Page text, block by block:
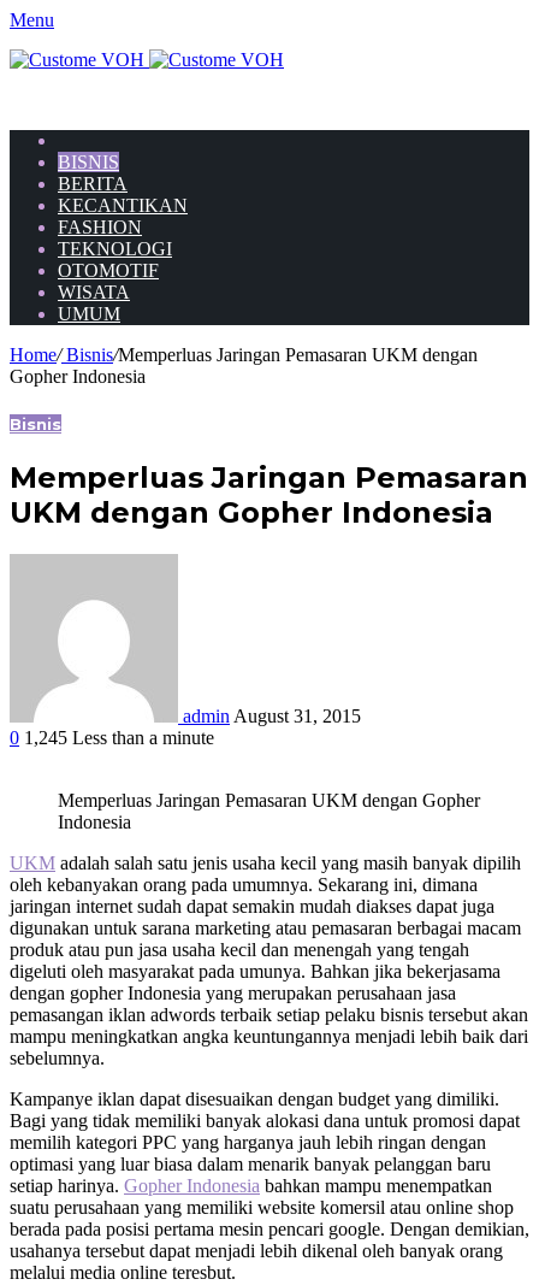
Menu
BISNIS
BERITA
KECANTIKAN
FASHION
TEKNOLOGI
OTOMOTIF
WISATA
UMUM
Home/Bisnis/Memperluas Jaringan Pemasaran UKM dengan
Gopher Indonesia
Bisnis
Memperluas Jaringan Pemasaran
UKM dengan Gopher Indonesia
admin August 31, 2015
0 1,245 Less than a minute
Memperluas Jaringan Pemasaran UKM dengan Gopher
Indonesia
UKM adalah salah satu jenis usaha kecil yang masih banyak dipilih
oleh kebanyakan orang pada umumnya. Sekarang ini, dimana
jaringan internet sudah dapat semakin mudah diakses dapat juga
digunakan untuk sarana marketing atau pemasaran berbagai macam
produk atau pun jasa usaha kecil dan menengah yang tengah
digeluti oleh masyarakat pada umunya. Bahkan jika bekerjasama
dengan gopher Indonesia yang merupakan perusahaan jasa
pemasangan iklan adwords terbaik setiap pelaku bisnis tersebut akan
mampu meningkatkan angka keuntungannya menjadi lebih baik dari
sebelumnya.
Kampanye iklan dapat disesuaikan dengan budget yang dimiliki.
Bagi yang tidak memiliki banyak alokasi dana untuk promosi dapat
memilih kategori PPC yang harganya jauh lebih ringan dengan
optimasi yang luar biasa dalam menarik banyak pelanggan baru
setiap harinya. Gopher Indonesia bahkan mampu menempatkan
suatu perusahaan yang memiliki website komersil atau online shop
berada pada posisi pertama mesin pencari google. Dengan demikian,
usahanya tersebut dapat menjadi lebih dikenal oleh banyak orang
melalui media online teresbut.